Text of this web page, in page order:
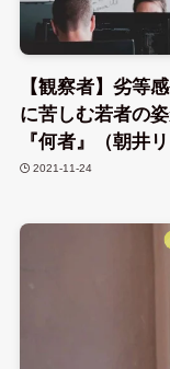
【観察者】劣等
に苦しむ若者の
『何者』（朝井
2021-11-24